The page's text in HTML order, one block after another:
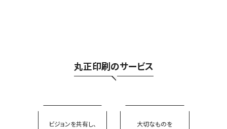
丸正印刷のサービス
ビジョンを共有し、
大切なものを